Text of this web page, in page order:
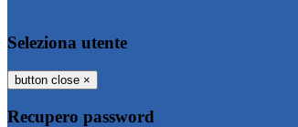
Seleziona utente
button close ×
Recupero password